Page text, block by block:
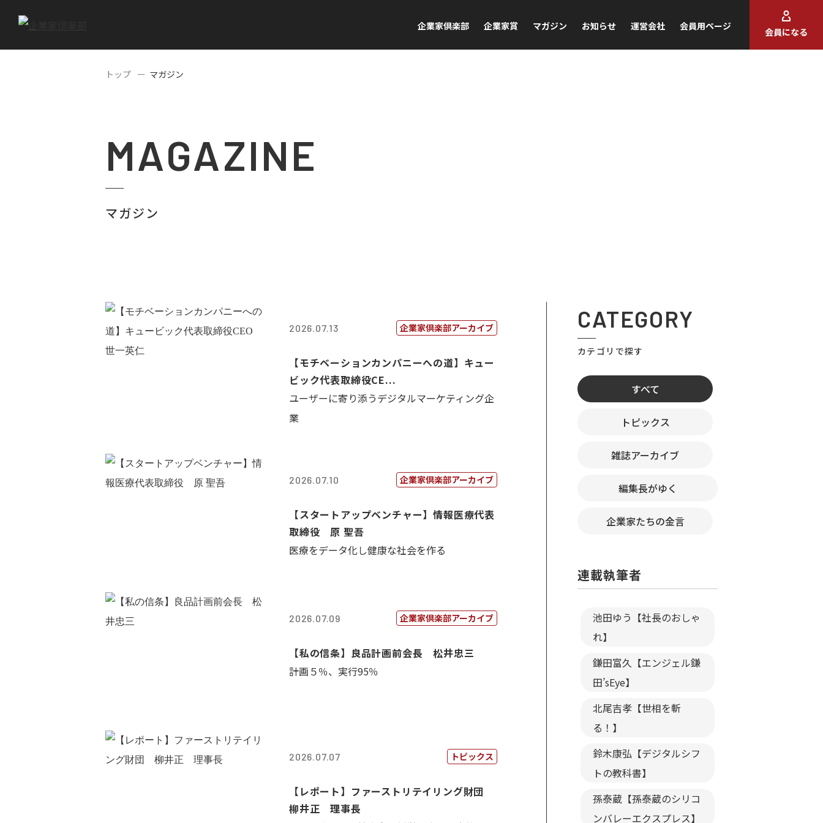
企業家倶楽部 企業家賞 マガジン お知らせ 運営会社 会員用ページ
会員になる
トップ マガジン
MAGAZINE
マガジン
2026.07.13 企業家倶楽部アーカイブ
【モチベーションカンパニーへの道】キュー
ビック代表取締役CE...
ユーザーに寄り添うデジタルマーケティング企
業
2026.07.10 企業家倶楽部アーカイブ
【スタートアップベンチャー】情報医療代表
取締役 原 聖吾
医療をデータ化し健康な社会を作る
2026.07.09 企業家倶楽部アーカイブ
【私の信条】良品計画前会長 松井忠三
計画５％、実行95％
2026.07.07 トピックス
【レポート】ファーストリテイリング財団
柳井正 理事長
CATEGORY
カテゴリで探す
すべて
トピックス
雑誌アーカイブ
編集長がゆく
企業家たちの金言
連載執筆者
池田ゆう【社長のおしゃ
れ】
鎌田富久【エンジェル鎌
田’sEye】
北尾吉孝【世相を斬
る！】
鈴木康弘【デジタルシフ
トの教科書】
孫泰蔵【孫泰蔵のシリコ
ンバレーエクスプレス】